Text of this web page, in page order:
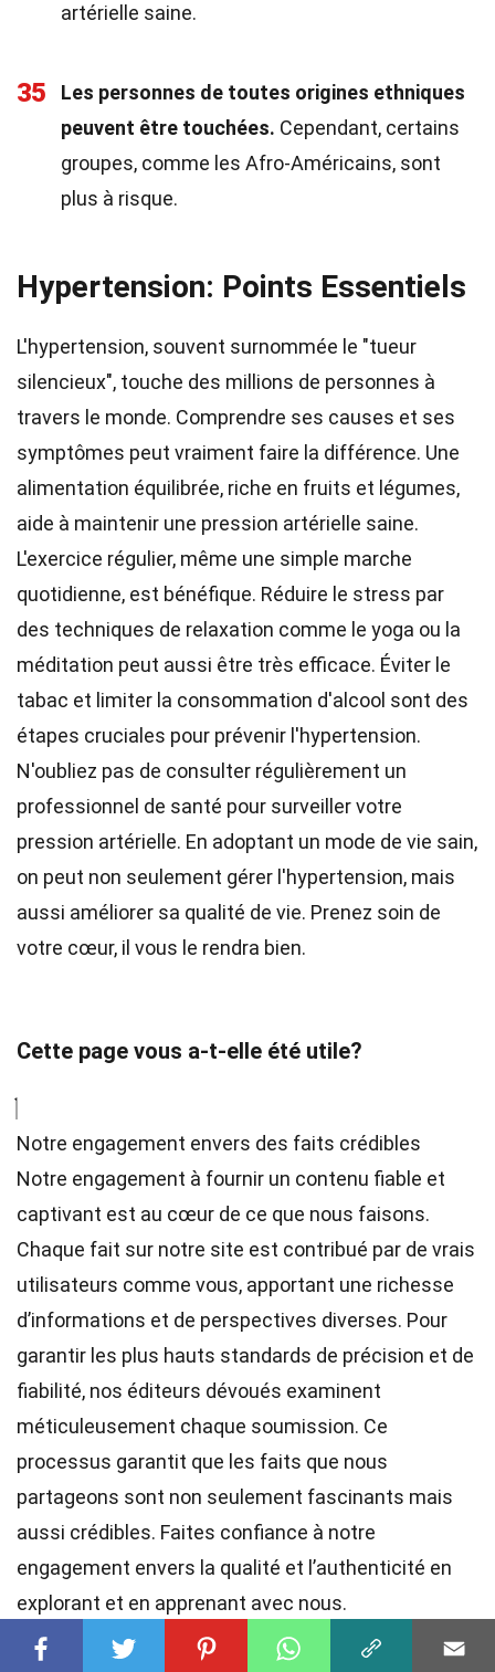
artérielle saine.
35
Les personnes de toutes origines ethniques
peuvent être touchées. Cependant, certains
groupes, comme les Afro-Américains, sont
plus à risque.
Hypertension: Points Essentiels
L'hypertension, souvent surnommée le "tueur
silencieux", touche des millions de personnes à
travers le monde. Comprendre ses causes et ses
symptômes peut vraiment faire la différence. Une
alimentation équilibrée, riche en fruits et légumes,
aide à maintenir une pression artérielle saine.
L'exercice régulier, même une simple marche
quotidienne, est bénéfique. Réduire le stress par
des techniques de relaxation comme le yoga ou la
méditation peut aussi être très efficace. Éviter le
tabac et limiter la consommation d'alcool sont des
étapes cruciales pour prévenir l'hypertension.
N'oubliez pas de consulter régulièrement un
professionnel de santé pour surveiller votre
pression artérielle. En adoptant un mode de vie sain,
on peut non seulement gérer l'hypertension, mais
aussi améliorer sa qualité de vie. Prenez soin de
votre cœur, il vous le rendra bien.
Cette page vous a-t-elle été utile?
Notre engagement envers des faits crédibles
Notre engagement à fournir un contenu fiable et
captivant est au cœur de ce que nous faisons.
Chaque fait sur notre site est contribué par de vrais
utilisateurs comme vous, apportant une richesse
d’informations et de perspectives diverses. Pour
garantir les plus hauts standards de précision et de
fiabilité, nos éditeurs dévoués examinent
méticuleusement chaque soumission. Ce
processus garantit que les faits que nous
partageons sont non seulement fascinants mais
aussi crédibles. Faites confiance à notre
engagement envers la qualité et l’authenticité en
explorant et en apprenant avec nous.